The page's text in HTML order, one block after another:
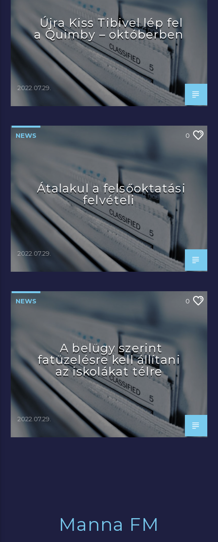
Újra Kiss Tibivel lép fel
a Quimby – októberben
2022.07.29.
NEWS 0
Átalakul a felsőoktatási
felvételi
2022.07.29.
NEWS 0
A belügy szerint
fatüzelésre kell állítani
az iskolákat télre
2022.07.29.
Manna FM